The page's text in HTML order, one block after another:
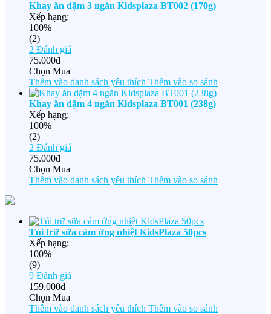
Khay ăn dặm 3 ngăn Kidsplaza BT002 (170g)
Xếp hạng:
100%
(2)
2 Đánh giá
75.000đ
Chọn Mua
Thêm vào danh sách yêu thích Thêm vào so sánh
Khay ăn dặm 4 ngăn Kidsplaza BT001 (238g)
Xếp hạng:
100%
(2)
2 Đánh giá
75.000đ
Chọn Mua
Thêm vào danh sách yêu thích Thêm vào so sánh
Túi trữ sữa cảm ứng nhiệt KidsPlaza 50pcs
Xếp hạng:
100%
(9)
9 Đánh giá
159.000đ
Chọn Mua
Thêm vào danh sách yêu thích Thêm vào so sánh